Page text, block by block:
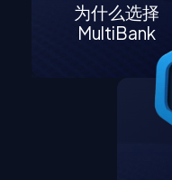
为什么选择
MultiBank